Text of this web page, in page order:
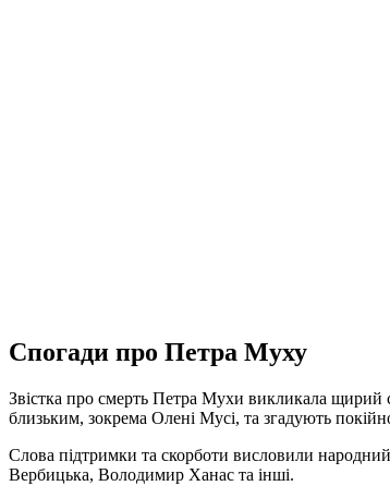
Спогади про Петра Муху
Звістка про смерть Петра Мухи викликала щирий
близьким, зокрема Олені Мусі, та згадують
Слова підтримки та скорботи висловили
Вербицька, Володимир Ханас та інші.